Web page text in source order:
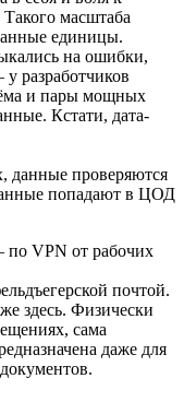
масштаба
единицы.
на ошибки,
разработчиков
и пары мощных
Кстати, дата-
данные проверяются
попадают в ЦОД
по VPN от рабочих
почтой.
здесь. Физически
сама
даже для